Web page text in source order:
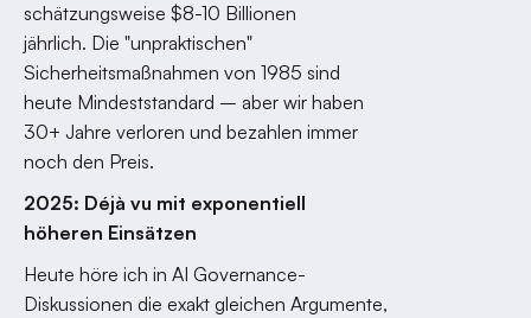
schätzungsweise $8-10 Billionen
jährlich. Die "unpraktischen"
Sicherheitsmaßnahmen von 1985 sind
heute Mindeststandard – aber wir haben
30+ Jahre verloren und bezahlen immer
noch den Preis.
2025: Déjà vu mit exponentiell
höheren Einsätzen
Heute höre ich in AI Governance-
Diskussionen die exakt gleichen Argumente,